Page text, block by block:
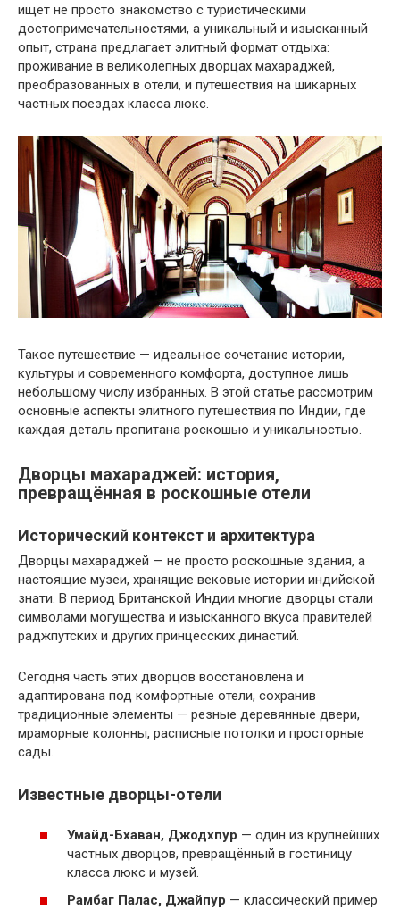
ищет не просто знакомство с туристическими
достопримечательностями, а уникальный и изысканный
опыт, страна предлагает элитный формат отдыха:
проживание в великолепных дворцах махараджей,
преобразованных в отели, и путешествия на шикарных
частных поездах класса люкс.
Такое путешествие — идеальное сочетание истории,
культуры и современного комфорта, доступное лишь
небольшому числу избранных. В этой статье рассмотрим
основные аспекты элитного путешествия по Индии, где
каждая деталь пропитана роскошью и уникальностью.
Дворцы махараджей: история,
превращённая в роскошные отели
Исторический контекст и архитектура
Дворцы махараджей — не просто роскошные здания, а
настоящие музеи, хранящие вековые истории индийской
знати. В период Британской Индии многие дворцы стали
символами могущества и изысканного вкуса правителей
раджпутских и других принцесских династий.
Сегодня часть этих дворцов восстановлена и
адаптирована под комфортные отели, сохранив
традиционные элементы — резные деревянные двери,
мраморные колонны, расписные потолки и просторные
сады.
Известные дворцы-отели
Умайд-Бхаван, Джодхпур — один из крупнейших
частных дворцов, превращённый в гостиницу
класса люкс и музей.
Рамбаг Палас, Джайпур — классический пример